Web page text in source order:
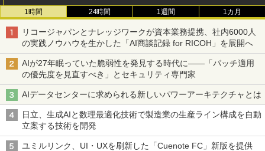
1時間 24時間 1週間 1カ月
リコージャパンとナレッジワークが資本業務提携、社内6000人
の実践ノウハウを生かした「AI商談記録 for RICOH」を展開へ
AIが27年眠っていた脆弱性を発見する時代に――「パッチ適用
の優先度を見直すべき」とセキュリティ専門家
AIデータセンターに求められる新しいパワーアーキテクチャとは
日立、生成AIと数理最適化技術で製造業の生産ライン構成を自動
立案する技術を開発
ユミルリンク、UI・UXを刷新した「Cuenote FC」新版を提供